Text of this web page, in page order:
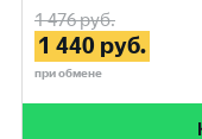
1 476руб.
1 440 руб.
при обмене